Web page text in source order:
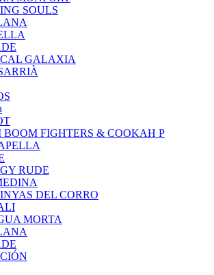
SOULS
GALAXIA
BOOM FIGHTERS & COOKAH P
RUDE
DEL CORRO
MORTA